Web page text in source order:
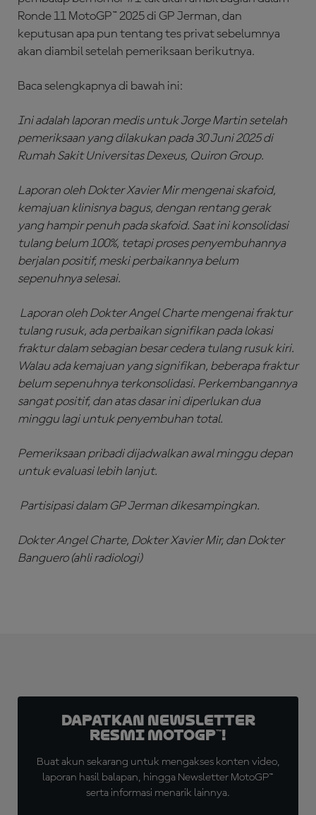
Ronde 11 MotoGP™ 2025 di GP Jerman, dan
keputusan apa pun tentang tes privat sebelumnya
akan diambil setelah pemeriksaan berikutnya.
Baca selengkapnya di bawah ini:
Ini adalah laporan medis untuk Jorge Martin setelah
pemeriksaan yang dilakukan pada30 Juni 2025di
Rumah Sakit Universitas Dexeus, Quiron Group.
Laporan oleh DokterXavier Mir mengenai skafoid,
kemajuan klinisnya bagus, dengan rentang gerak
yang hampir penuh pada skafoid. Saat ini konsolidasi
tulang belum 100%, tetapi proses penyembuhannya
berjalan positif, meski perbaikannya belum
sepenuhnya selesai.
Laporan oleh DokterAngel Charte mengenai fraktur
tulang rusuk, ada perbaikan signifikan pada lokasi
frakturdalamsebagian besar cedera tulang rusuk kiri.
Walauada kemajuan yang signifikan, beberapa fraktur
belum sepenuhnya terkonsolidasi. Perkembangannya
sangat positif, dan atas dasar ini diperlukan dua
minggu lagi untuk penyembuhan total.
Pemeriksaan pribadi dijadwalkan awal minggu depan
untuk evaluasi lebih lanjut.
Partisipasi dalam GP Jerman dikesampingkan.
DokterAngel Charte, DokterXavier Mir, dan Dokter
Banguero (ahli radiologi)
Dapatkan Newsletter
Resmi MotoGP™!
Buat akun sekarang untuk mengakses konten video,
laporan hasil balapan, hingga Newsletter MotoGP™
serta informasi menarik lainnya.